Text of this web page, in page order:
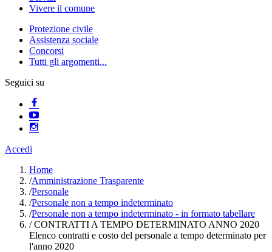
Vivere il comune
Protezione civile
Assistenza sociale
Concorsi
Tutti gli argomenti...
Seguici su
Accedi
Home
/Amministrazione Trasparente
/Personale
/Personale non a tempo indeterminato
/Personale non a tempo indeterminato - in formato tabellare
/CONTRATTI A TEMPO DETERMINATO ANNO 2020
Elenco contratti e costo del personale a tempo determinato per
l'anno 2020